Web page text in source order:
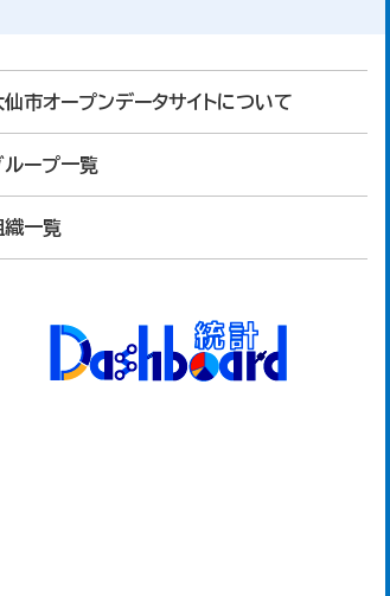
仙市オープンデータサイトについて
ループ一覧
織一覧
度から令和元年度までは乳
度から令和元年度までは乳